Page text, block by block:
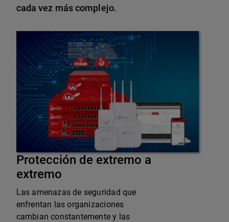
cada vez más complejo.
Protección de extremo a
extremo
Las amenazas de seguridad que
enfrentan las organizaciones
cambian constantemente y las